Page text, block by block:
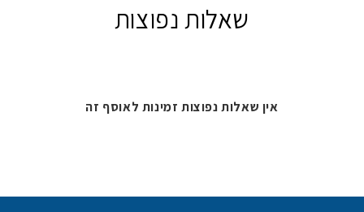
שאלות נפוצות
אין שאלות נפוצות זמינות לאוסף זה